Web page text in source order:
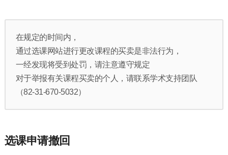
在规定的时间内，
通过选课网站进行更改课程的买卖是非法行为，
一经发现将受到处罚，请注意遵守规定
对于举报有关课程买卖的个人，请联系学术支持团队
（82-31-670-5032）
选课申请撤回